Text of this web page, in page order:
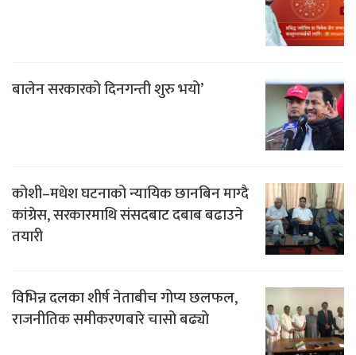
बालेन सरकारको दिनगन्ती शुरु भयो’
कोशी–मधेश घटनाको न्यायिक छानबिन माग्दै
कांग्रेस, सरकारमाथि संसदबाट दबाब बढाउने
तयारी
विभिन्न दलका शीर्ष नेताबीच गोप्य छलफल,
राजनीतिक समीकरणबारे चासो बढ्यो